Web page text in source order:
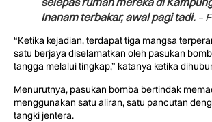
Inanam terbakar, awal pagi tadi. –
“Ketika kejadian, terdapat tiga mangsa
satu berjaya diselamatkan oleh pasukan
tangga melalui tingkap,” katanya ketika
Menurutnya, pasukan bomba bertindak
menggunakan satu aliran, satu pancutan
tangki jentera.